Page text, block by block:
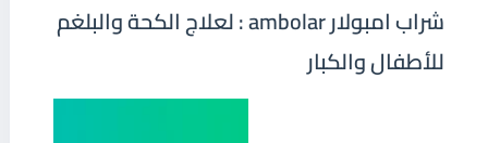
شراب امبولار ambolar : لعلاج الكحة والبلغم
للأطفال والكبار